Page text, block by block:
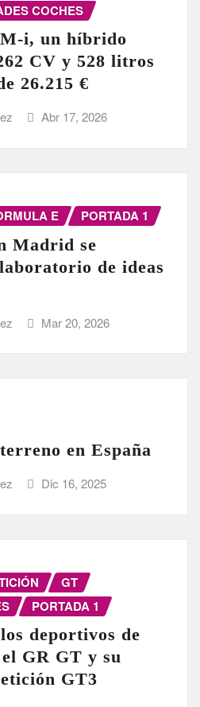
COCHES
i, un híbrido
CV y 528 litros
26.215 €
Abr 17, 2026
E PORTADA 1
Madrid se
de ideas
Mar 20, 2026
en España
Dic 16, 2025
GT
PORTADA 1
deportivos de
GR GT y su
GT3